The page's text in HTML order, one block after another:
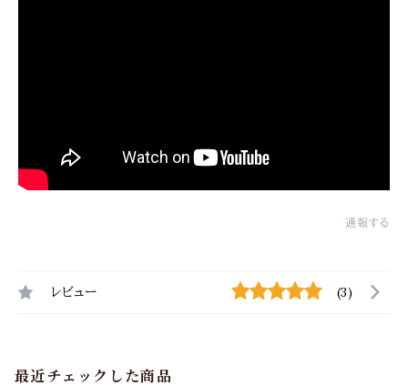
通報する
レビュー (3)
最近チェックした商品